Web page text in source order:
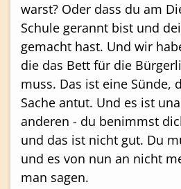
warst? Oder dass du am
Schule gerannt bist und
gemacht hast. Und wir
die das Bett für die
muss. Das ist eine Sünde,
Sache antut. Und es ist
anderen - du benimmst
und das ist nicht gut. Du
und es von nun an nicht
man sagen.